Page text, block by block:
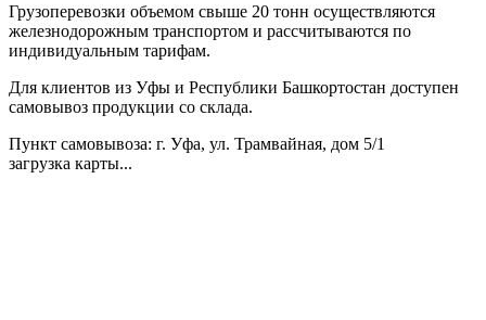
Грузоперевозки объемом свыше 20 тонн осуществляются
железнодорожным транспортом и рассчитываются по
индивидуальным тарифам.
Для клиентов из Уфы и Республики Башкортостан доступен
самовывоз продукции со склада.
Пункт самовывоза: г. Уфа, ул. Трамвайная, дом 5/1
загрузка карты...